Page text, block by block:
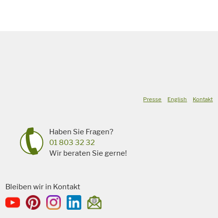
Presse English Kontakt
Haben Sie Fragen?
01 803 32 32
Wir beraten Sie gerne!
Bleiben wir in Kontakt